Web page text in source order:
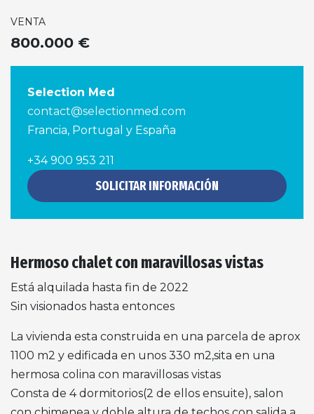
VENTA
800.000 €
Selection Med
contact@selectionmed.com
Francia, Portugal y España
+34 900 953 211
SOLICITAR INFORMACIÓN
Hermoso chalet con maravillosas vistas
Está alquilada hasta fin de 2022
Sin visionados hasta entonces
La vivienda esta construida en una parcela de aprox
1100 m2 y edificada en unos 330 m2,sita en una
hermosa colina con maravillosas vistas
Consta de 4 dormitorios(2 de ellos ensuite), salon